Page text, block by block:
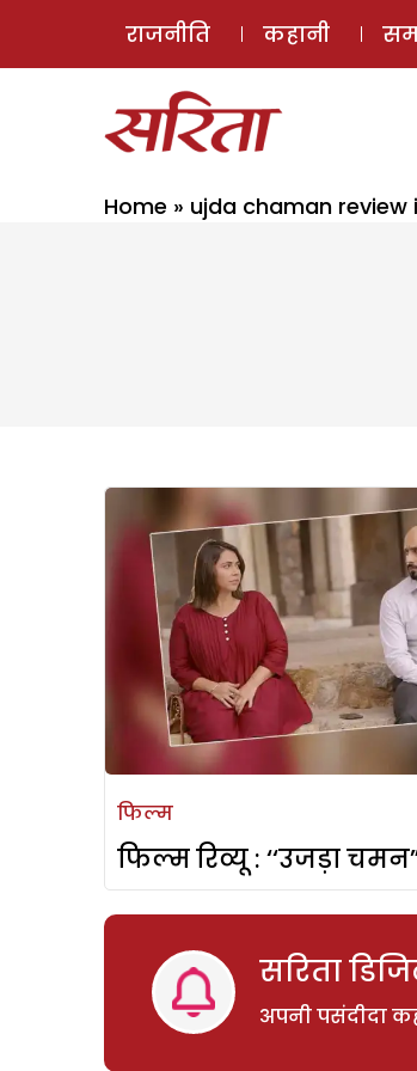
राजनीति कहानी
Home » ujda chaman review
फिल्म
फिल्म रिव्यू : ‘‘उजड़ा
सरिता
अपनी पसंदीदा